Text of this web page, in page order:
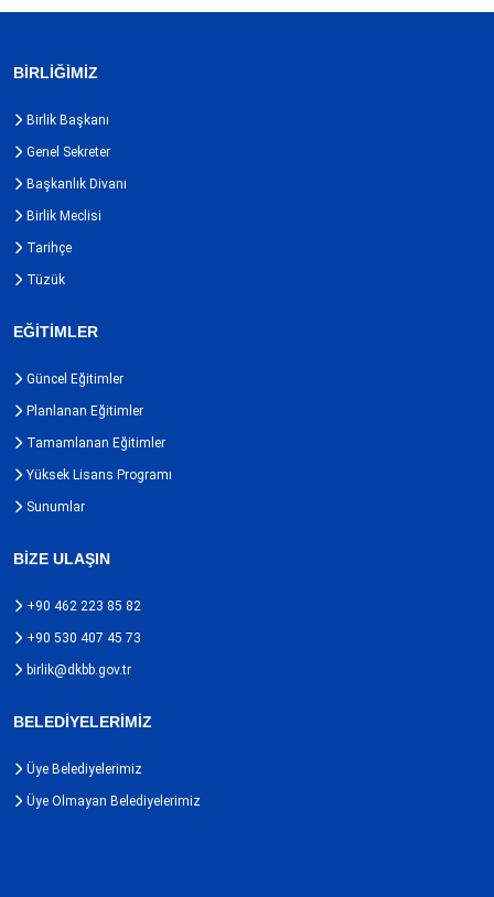
BİRLİĞİMİZ
Birlik Başkanı
Genel Sekreter
Başkanlık Divanı
Birlik Meclisi
Tarihçe
Tüzük
EĞİTİMLER
Güncel Eğitimler
Planlanan Eğitimler
Tamamlanan Eğitimler
Yüksek Lisans Programı
Sunumlar
BİZE ULAŞIN
+90 462 223 85 82
+90 530 407 45 73
birlik@dkbb.gov.tr
BELEDİYELERİMİZ
Üye Belediyelerimiz
Üye Olmayan Belediyelerimiz